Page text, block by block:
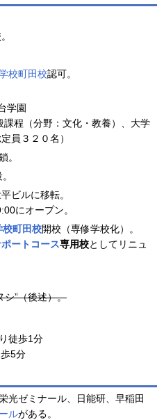
校町田校認可。
学園
課程（分野：文化・教養）、大学
員３２０名）
。
ビルに移転。
にオープン。
校町田校開校（専修学校化）。
ートコース専用校としてリニュ
シ”（後述）。
徒歩1分
5分
光ゼミナール、日能研、早稲田
ルがある。